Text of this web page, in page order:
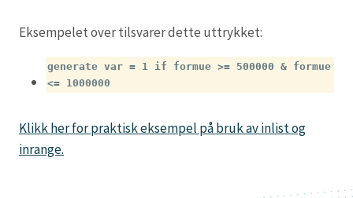
Eksempelet over tilsvarer dette uttrykket:
generate var = 1 if formue >= 500000 & formue
<= 1000000
Klikk her for praktisk eksempel på bruk av inlist og
inrange.